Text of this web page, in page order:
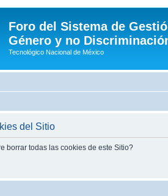
Foro del Sistema de
Género y no
Tecnológico Nacional de México
del Sitio
borrar todas las cookies de este Sitio?